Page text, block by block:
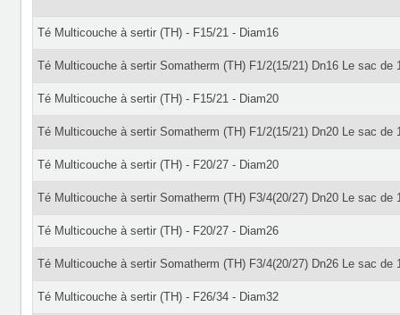
Té Multicouche à sertir (TH) - F15/21 - Diam16
Té Multicouche à sertir Somatherm (TH) F1/2(15/21) Dn16 Le sac de
Té Multicouche à sertir (TH) - F15/21 - Diam20
Té Multicouche à sertir Somatherm (TH) F1/2(15/21) Dn20 Le sac de
Té Multicouche à sertir (TH) - F20/27 - Diam20
Té Multicouche à sertir Somatherm (TH) F3/4(20/27) Dn20 Le sac de
Té Multicouche à sertir (TH) - F20/27 - Diam26
Té Multicouche à sertir Somatherm (TH) F3/4(20/27) Dn26 Le sac de
Té Multicouche à sertir (TH) - F26/34 - Diam32